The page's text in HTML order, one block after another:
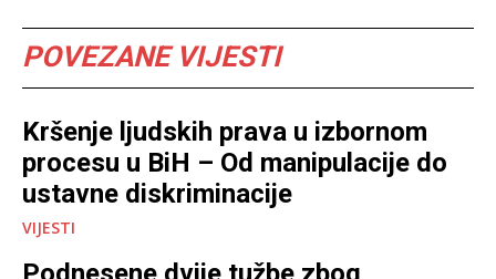
POVEZANE VIJESTI
Kršenje ljudskih prava u izbornom
procesu u BiH – Od manipulacije do
ustavne diskriminacije
VIJESTI